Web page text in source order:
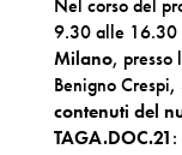
Nel corso del
9.30 alle 16.30
Milano, presso
Benigno
contenuti del
TAGA.DOC.21